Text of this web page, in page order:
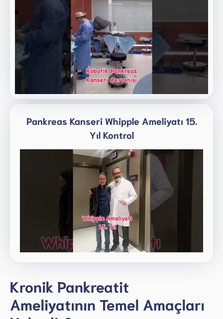
Pankreas Kanseri Whipple Ameliyatı 15.
Yıl Kontrol
Kronik Pankreatit
Ameliyatının Temel Amaçları